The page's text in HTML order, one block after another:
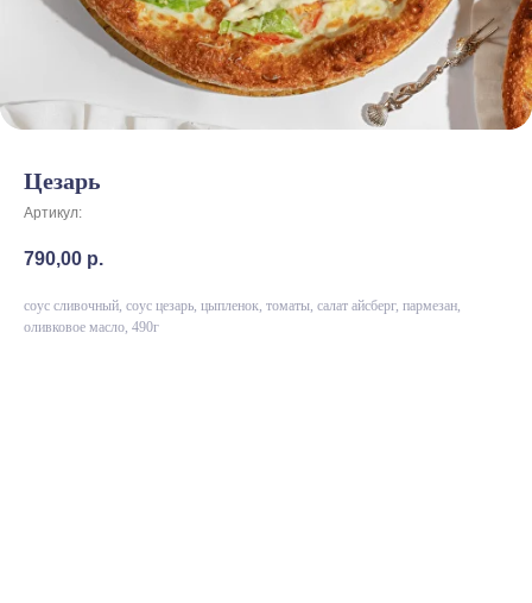
Цезарь
Артикул:
790,00 р.
соус сливочный, соус цезарь, цыпленок, томаты, салат айсберг, пармезан,
оливковое масло, 490г